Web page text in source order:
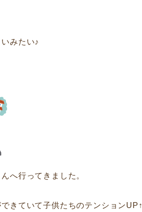
みたい♪
へ行ってきました。
きていて子供たちのテンションUP↑